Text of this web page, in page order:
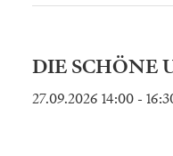
DIE SCHÖNE
27.09.2026 14:00 -